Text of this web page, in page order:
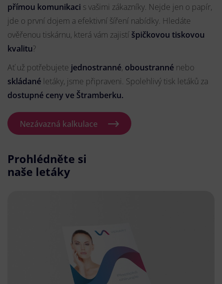
přímou komunikaci s vašimi zákazníky. Nejde jen o papír,
jde o první dojem a efektivní šíření nabídky. Hledáte
ověřenou tiskárnu, která vám zajistí špičkovou tiskovou
kvalitu?
Ať už potřebujete jednostranné, oboustranné nebo
skládané letáky, jsme připraveni. Spolehlivý tisk letáků za
dostupné ceny ve Štramberku.
Nezávazná kalkulace
Prohlédněte si
naše letáky